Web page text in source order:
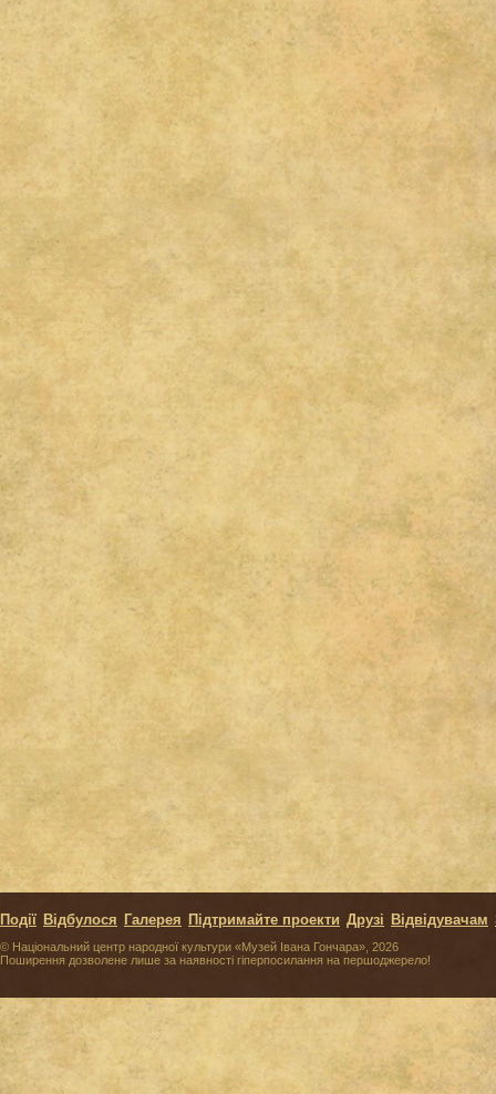
© Національний центр народної культури «Музей Івана Гончара», 2026
Поширення дозволене лише за наявності гіперпосилання на першоджерело!
Події Відбулося Галерея Підтримайте проекти Друзі Відвідувачам